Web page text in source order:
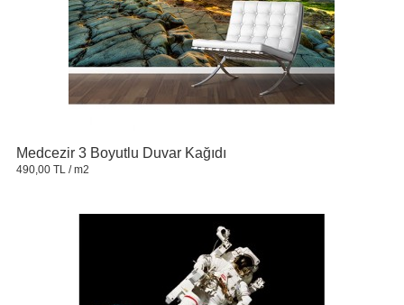
Medcezir 3 Boyutlu Duvar Kağıdı
490,00 TL / m2